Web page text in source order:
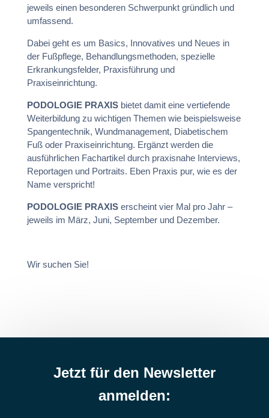
jeweils einen besonderen Schwerpunkt gründlich und
umfassend.
Dabei geht es um Basics, Innovatives und Neues in
der Fußpflege, Behandlungsmethoden, spezielle
Erkrankungsfelder, Praxisführung und
Praxiseinrichtung.
PODOLOGIE PRAXISbietet damit eine vertiefende
Weiterbildung zu wichtigen Themen wie beispielsweise
Spangentechnik, Wundmanagement, Diabetischem
Fuß oder Praxiseinrichtung. Ergänzt werden die
ausführlichen Fachartikel durch praxisnahe Interviews,
Reportagen und Portraits. Eben Praxis pur, wie es der
Name verspricht!
PODOLOGIE PRAXISerscheint vier Mal pro Jahr –
jeweils im März, Juni, September und Dezember.
Wir suchen Sie!
Jetzt für den Newsletter
anmelden: